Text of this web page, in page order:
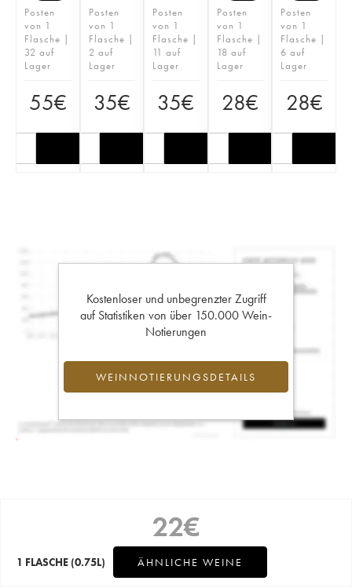
Posten
von 1
Flasche |
32 auf
Lager
55€
Posten
von 1
Flasche |
2 auf
Lager
35€
Posten
von 1
Flasche |
11 auf
Lager
35€
Posten
von 1
Flasche |
18 auf
Lager
28€
Posten
von 1
Flasche |
6 auf
Lager
28€
Kostenloser und unbegrenzter Zugriff
auf Statistiken von über 150.000 Wein-
Notierungen
WEINNOTIERUNGSDETAILS
22€
1 FLASCHE (0.75L) ÄHNLICHE WEINE